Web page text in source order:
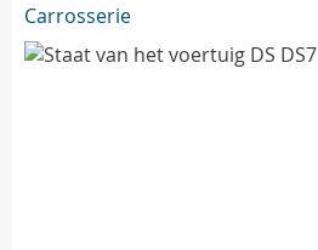
Carrosserie